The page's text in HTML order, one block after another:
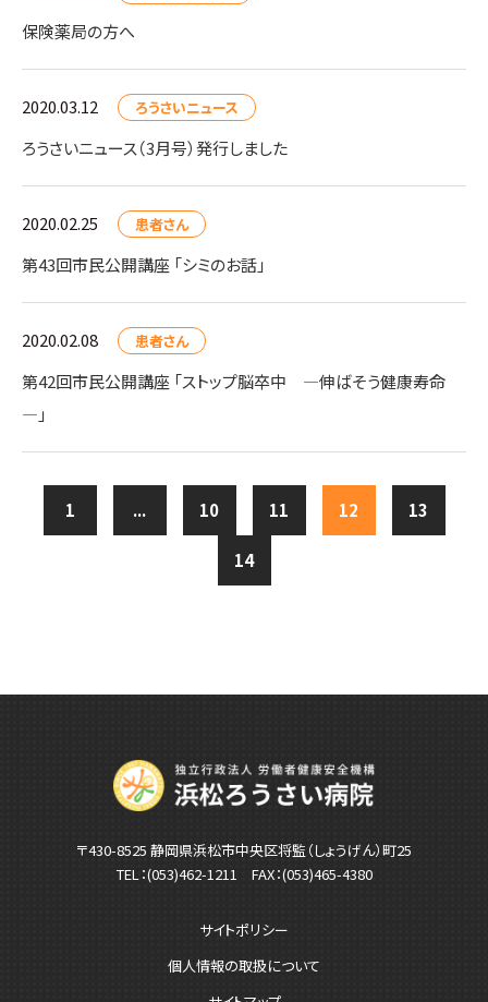
保険薬局の方へ
2020.03.12 ろうさいニュース
ろうさいニュース（3月号）発行しました
2020.02.25 患者さん
第43回市民公開講座 「シミのお話」
2020.02.08 患者さん
第42回市民公開講座 「ストップ脳卒中 ―伸ばそう健康寿命
―」
1 ... 10 11 12 13
14
〒430-8525 静岡県浜松市中央区将監（しょうげん）町25
TEL：(053)462-1211 FAX：(053)465-4380
サイトポリシー
個人情報の取扱について